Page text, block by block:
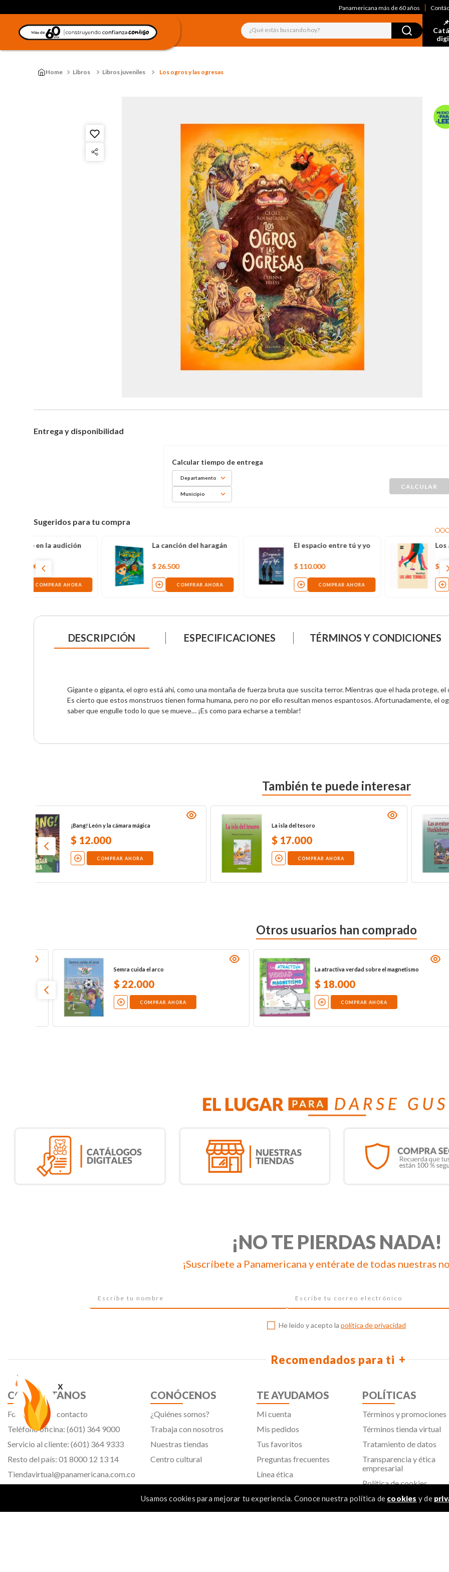
x
Usamos cookies para mejorar tu experiencia. Conoce nuestra política de cookies y de
Panamericana más de 60 años
¿Qué estás buscando hoy?
Libros Libros juveniles Los ogros y las ogresas
Entrega y disponibilidad
Departamento
Municipio
Sugeridos para tu compra
El espacio entre tú y yo
000
COMPRAR AHORA COMPRAR AHORA
Una isla llamada Luna
COMPRAR AHORA
DESCRIPCIÓN ESPECIFICACIONES TÉRMINOS Y CONDICIONES
Gigante o giganta, el ogro está ahí, como una montaña de fuerza bruta que suscita terror. Mientras que el hada protege,
Es cierto que estos monstruos tienen forma humana, pero no por ello resultan menos espantosos. Afortunadamente, el
saber que engulle todo lo que se mueve… ¡Es como para echarse a temblar!
También te puede interesar
La isla del tesoro
$17
COMPRAR AHORA
Las aventuras de Huckleberry Finn
$17
COMPRAR AHORA
Otros usuarios han comprado
La atractiva verdad sobre el magnetismo
$ 18.000
COMPRAR AHORA
El planeador de los hermanos Wright
$26. 000
COMPRAR AHORA
¡NO TE PIERDAS NADA!
¡Suscríbete a Panamericana y entérate de todas nuestras
He leído y acepto la política de privacidad
Recomendados para ti
CONTÁCTANOS
Formulario de contacto
Teléfono oficina: (601) 364 9000
Servicio al cliente: (601) 364 9333
Resto del país: 01 8000 12 13 14
Tiendavirtual@panamericana.com.co
CONÓCENOS
¿Quiénes somos?
Trabaja con nosotros
Nuestras tiendas
Centro cultural
TE AYUDAMOS
Mi cuenta
Mis pedidos
Tus favoritos
Preguntas frecuentes
Línea ética
POLÍTICAS
Términos y promociones
Términos tienda virtual
Tratamiento de datos
Transparencia y ética
empresarial
Política de cookies
Aviso de privacidad
SIC